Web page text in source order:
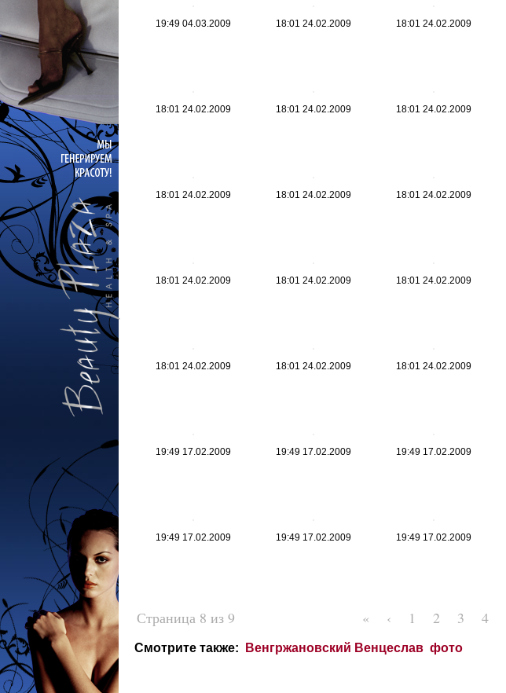
19:49 04.03.2009 18:01 24.02.2009 18:01 24.02.2009
18:01 24.02.2009 18:01 24.02.2009 18:01 24.02.2009
18:01 24.02.2009 18:01 24.02.2009 18:01 24.02.2009
18:01 24.02.2009 18:01 24.02.2009 18:01 24.02.2009
18:01 24.02.2009 18:01 24.02.2009 18:01 24.02.2009
19:49 17.02.2009 19:49 17.02.2009 19:49 17.02.2009
19:49 17.02.2009 19:49 17.02.2009 19:49 17.02.2009
Страница 8 из 9 « ‹ 1 2 3 4
Смотрите также: Венгржановский Венцеслав фото